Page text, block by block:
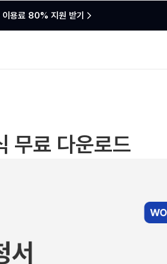
이용료 80% 지원 받기
무료 다운로드